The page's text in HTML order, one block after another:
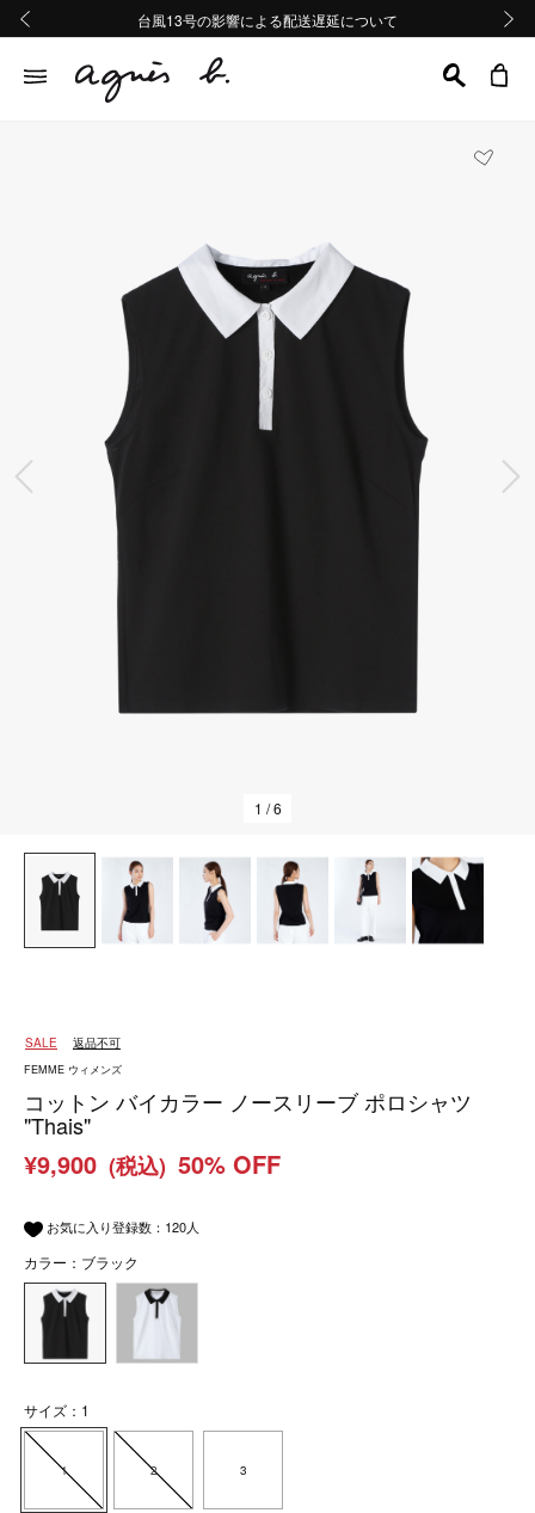
熊本地域地震の影響による配送遅延について
Summer Sale 2buy10%OFF!!
台風13号の影響による配送遅延について
熊本地域地震の影響による配送遅延について
Summer Sale 2buy10%OFF!!
前の画像
1 / 6
SALE 返品不可
FEMME ウィメンズ
コットン バイカラー ノースリーブ ポロシャツ
"Thais"
¥9,900 (税込) 50% OFF
お気に入り登録数： 120人
カラー：ブラック
サイズ：1
1 2 3